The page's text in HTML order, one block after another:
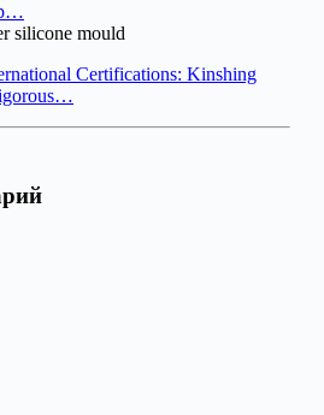
silicone mould
Certifications: Kinshing